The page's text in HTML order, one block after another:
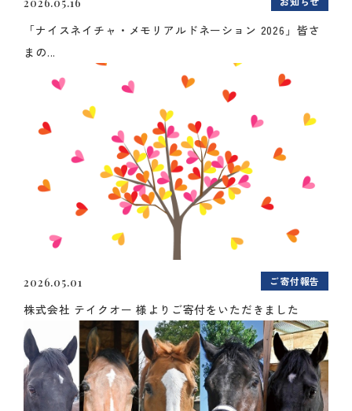
「ナイスネイチャ・メモリアルドネーション 2026」皆さ
まの...
2026.05.01 ご寄付報告
株式会社 テイクオー 様よりご寄付をいただきました